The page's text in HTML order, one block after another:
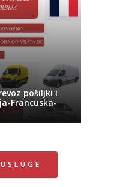
pošiljki i
Francuska-